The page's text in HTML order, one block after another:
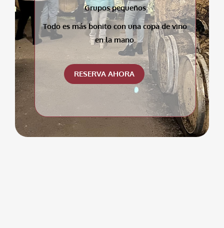
Grupos pequeños
Todo es más bonito con una copa de vino
en la mano.
RESERVA AHORA